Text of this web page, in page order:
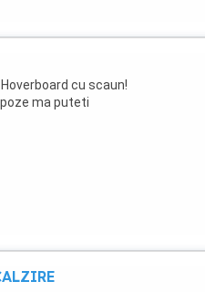
cu scaun!
ma puteti